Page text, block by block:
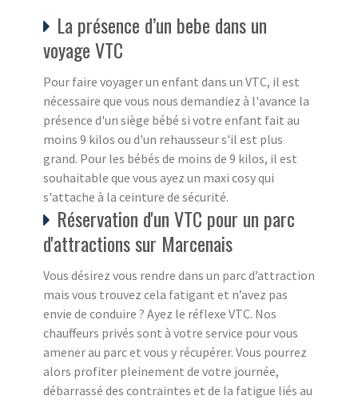
La présence d’un bebe dans un
voyage VTC
Pour faire voyager un enfant dans un VTC, il est
nécessaire que vous nous demandiez à l'avance la
présence d'un siège bébé si votre enfant fait au
moins 9 kilos ou d'un rehausseur s'il est plus
grand. Pour les bébés de moins de 9 kilos, il est
souhaitable que vous ayez un maxi cosy qui
s'attache à la ceinture de sécurité.
Réservation d'un VTC pour un parc
d'attractions sur Marcenais
Vous désirez vous rendre dans un parc d’attraction
mais vous trouvez cela fatigant et n’avez pas
envie de conduire ? Ayez le réflexe VTC. Nos
chauffeurs privés sont à votre service pour vous
amener au parc et vous y récupérer. Vous pourrez
alors profiter pleinement de votre journée,
débarrassé des contraintes et de la fatigue liés au